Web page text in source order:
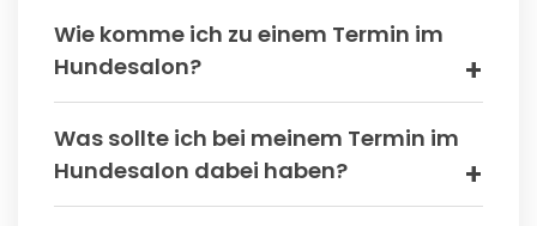
Wie komme ich zu einem Termin im
Hundesalon?
Was sollte ich bei meinem Termin im
Hundesalon dabei haben?